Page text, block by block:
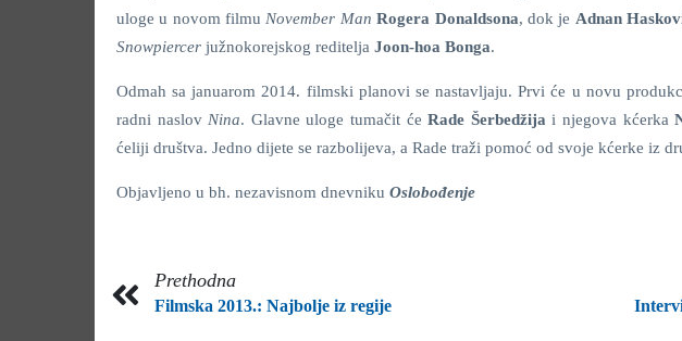
uloge u novom filmu November Man Rogera Donaldsona, dok je Adnan
Snowpiercer južnokorejskog reditelja Joon-hoa Bonga.
Odmah sa januarom 2014. filmski planovi se nastavljaju. Prvi će u novu
radni naslov Nina. Glavne uloge tumačit ćeRade Šerbedžija i njegova kćerka
ćeliji društva. Jedno dijete se razbolijeva, a Rade traži pomoć od svoje kćerke iz
Objavljeno u bh. nezavisnom dnevniku Oslobođenje
Prethodna
Filmska 2013.: Najbolje iz regije